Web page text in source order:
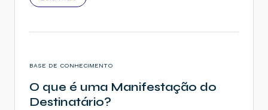
BASE DE CONHECIMENTO
O que é uma Manifestação do
Destinatário?